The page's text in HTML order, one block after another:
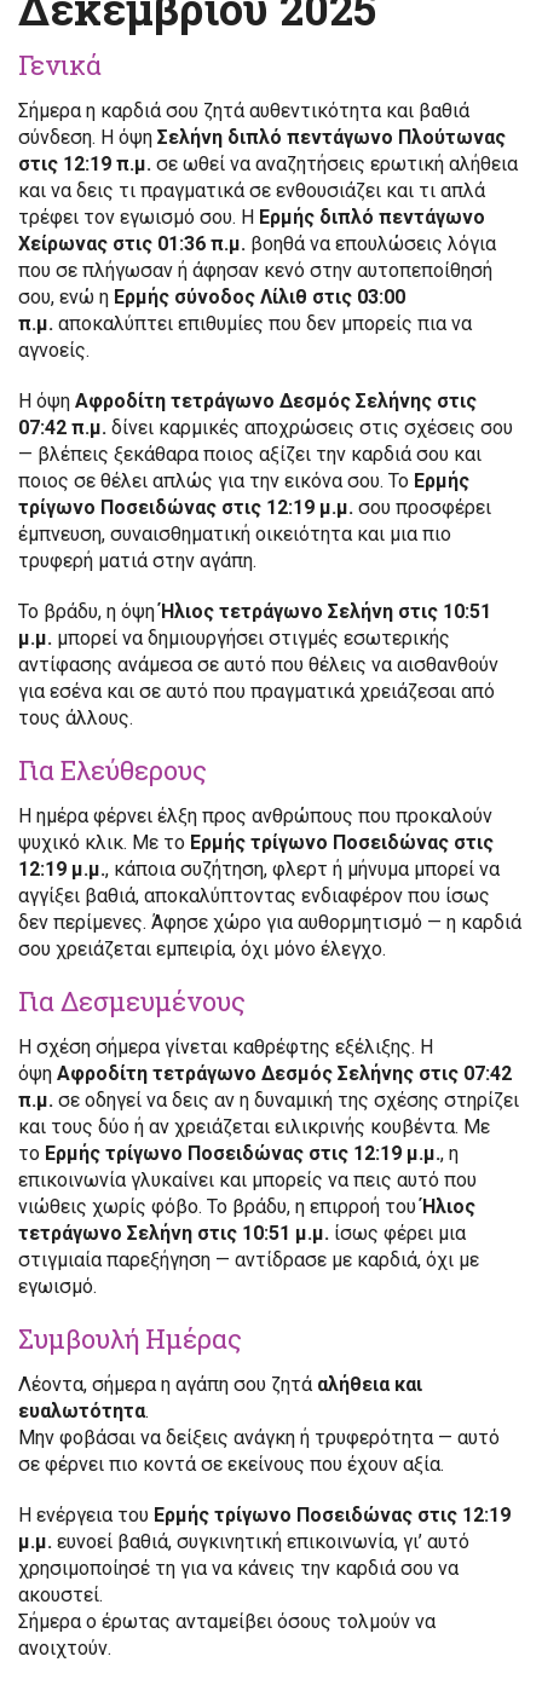
Γενικά
Σήμερα η καρδιά σου ζητά αυθεντικότητα και βαθιά
σύνδεση. Η όψη Σελήνη διπλό πεντάγωνο Πλούτωνας
στις 12:19 π.μ. σε ωθεί να αναζητήσεις ερωτική αλήθεια
και να δεις τι πραγματικά σε ενθουσιάζει και τι απλά
τρέφει τον εγωισμό σου. Η Ερμής διπλό πεντάγωνο
Χείρωνας στις 01:36 π.μ. βοηθά να επουλώσεις λόγια
που σε πλήγωσαν ή άφησαν κενό στην αυτοπεποίθησή
σου, ενώ η Ερμής σύνοδος Λίλιθ στις 03:00
π.μ. αποκαλύπτει επιθυμίες που δεν μπορείς πια να
αγνοείς.
Η όψη Αφροδίτη τετράγωνο Δεσμός Σελήνης στις
07:42 π.μ. δίνει καρμικές αποχρώσεις στις σχέσεις σου
— βλέπεις ξεκάθαρα ποιος αξίζει την καρδιά σου και
ποιος σε θέλει απλώς για την εικόνα σου. Το Ερμής
τρίγωνο Ποσειδώνας στις 12:19 μ.μ. σου προσφέρει
έμπνευση, συναισθηματική οικειότητα και μια πιο
τρυφερή ματιά στην αγάπη.
Το βράδυ, η όψηΉλιος τετράγωνο Σελήνη στις 10:51
μ.μ. μπορεί να δημιουργήσει στιγμές εσωτερικής
αντίφασης ανάμεσα σε αυτό που θέλεις να αισθανθούν
για εσένα και σε αυτό που πραγματικά χρειάζεσαι από
τους άλλους.
Για Ελεύθερους
Η ημέρα φέρνει έλξη προς ανθρώπους που προκαλούν
ψυχικό κλικ. Με το Ερμής τρίγωνο Ποσειδώνας στις
12:19 μ.μ., κάποια συζήτηση, φλερτ ή μήνυμα μπορεί να
αγγίξει βαθιά, αποκαλύπτοντας ενδιαφέρον που ίσως
δεν περίμενες. Άφησε χώρο για αυθορμητισμό — η καρδιά
σου χρειάζεται εμπειρία, όχι μόνο έλεγχο.
Για Δεσμευμένους
Η σχέση σήμερα γίνεται καθρέφτης εξέλιξης. Η
όψη Αφροδίτη τετράγωνο Δεσμός Σελήνης στις 07:42
π.μ. σε οδηγεί να δεις αν η δυναμική της σχέσης στηρίζει
και τους δύο ή αν χρειάζεται ειλικρινής κουβέντα. Με
το Ερμής τρίγωνο Ποσειδώνας στις 12:19 μ.μ., η
επικοινωνία γλυκαίνει και μπορείς να πεις αυτό που
νιώθεις χωρίς φόβο. Το βράδυ, η επιρροή τουΉλιος
τετράγωνο Σελήνη στις 10:51 μ.μ. ίσως φέρει μια
στιγμιαία παρεξήγηση — αντίδρασε με καρδιά, όχι με
εγωισμό.
Συμβουλή Ημέρας
Λέοντα, σήμερα η αγάπη σου ζητά αλήθεια και
ευαλωτότητα.
Μην φοβάσαι να δείξεις ανάγκη ή τρυφερότητα — αυτό
σε φέρνει πιο κοντά σε εκείνους που έχουν αξία.
Η ενέργεια του Ερμής τρίγωνο Ποσειδώνας στις 12:19
μ.μ. ευνοεί βαθιά, συγκινητική επικοινωνία, γι’ αυτό
χρησιμοποίησέ τη για να κάνεις την καρδιά σου να
ακουστεί.
Σήμερα ο έρωτας ανταμείβει όσους τολμούν να
ανοιχτούν.